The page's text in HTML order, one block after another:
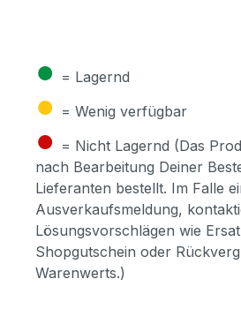
● = Lagernd
● = Wenig verfügbar
● = Nicht Lagernd (Das
nach Bearbeitung Deiner
Lieferanten bestellt. Im Falle
Ausverkaufsmeldung,
Lösungsvorschlägen wie
Shopgutschein oder
Warenwerts.)